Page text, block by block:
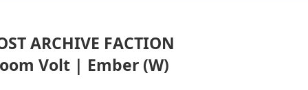
ARCHIVE FACTION
Volt | Ember (W)